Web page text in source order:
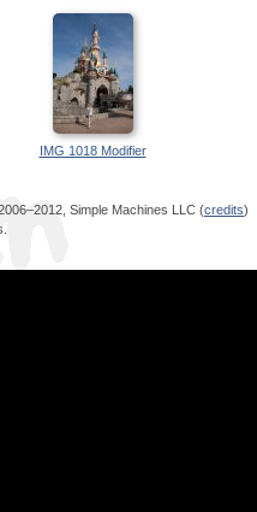
IMG 1018 Modifier
Simple Machines LLC (credits)